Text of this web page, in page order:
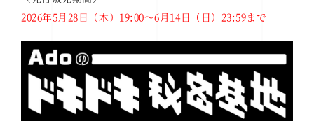
2026年5月28日（木）19:00～6月14日（日）23:59まで